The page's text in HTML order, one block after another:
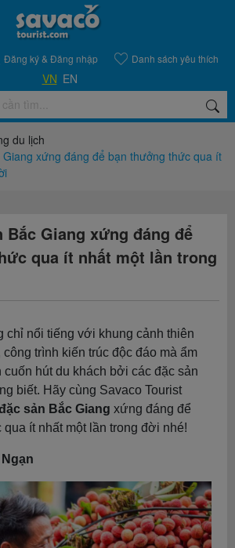
Đăng ký& Đăng nhập Danh sách yêu thích
VN EN
du lịch
Giang xứng đáng để bạn thưởng thức qua ít
Bắc Giang xứng đáng để
qua ít nhất một lần trong
chỉ nổi tiếng với khung cảnh thiên
trình kiến trúc độc đáo mà ẩm
hút du khách bởi các đặc sản
biết. Hãy cùng Savaco Tourist
sản Bắc Giang xứng đáng để
ít nhất một lần trong đời nhé!